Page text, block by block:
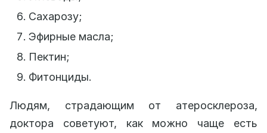
Сахарозу;
Эфирные масла;
Пектин;
Фитонциды.
Людям, страдающим от атеросклероза,
доктора советуют, как можно чаще есть